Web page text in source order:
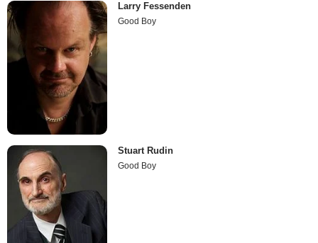
Larry Fessenden
Good Boy
Stuart Rudin
Good Boy